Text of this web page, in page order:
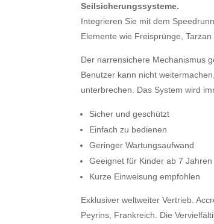
Seilsicherungssysteme.
Integrieren Sie mit dem
Elemente wie Freisprünge,
Der narrensichere Mechanismus
Benutzer kann nicht
unterbrechen. Das System wird
Sicher und geschützt
Einfach zu bedienen
Geringer Wartungsaufwand
Geeignet für Kinder ab 7 Jahren
Kurze Einweisung empfohlen
Exklusiver weltweiter Vertrieb.
Peyrins, Frankreich. Die